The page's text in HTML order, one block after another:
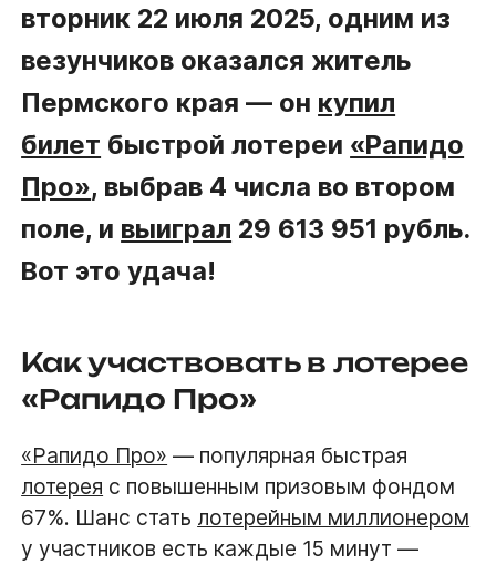
вторник 22 июля 2025, одним из
везунчиков оказался житель
Пермского края — он купил
билет быстрой лотереи «Рапидо
Про», выбрав 4 числа во втором
поле, и выиграл 29 613 951 рубль.
Вот это удача!
Как участвовать в лотерее
«Рапидо Про»
«Рапидо Про» — популярная быстрая
лотерея с повышенным призовым фондом
67%. Шанс стать лотерейным миллионером
у участников есть каждые 15 минут —